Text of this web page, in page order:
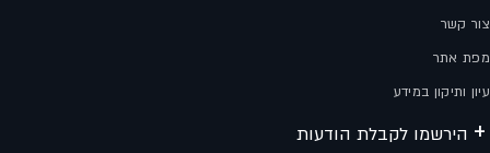
צור קשר
מפת אתר
עיון ותיקון במידע
הירשמו לקבלת הודעות